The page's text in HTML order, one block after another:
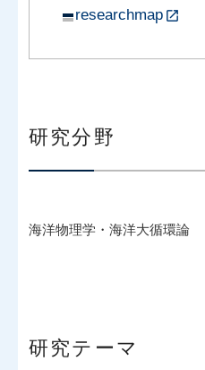
researchmap
研究分野
海洋物理学・海洋大循環論
研究テーマ